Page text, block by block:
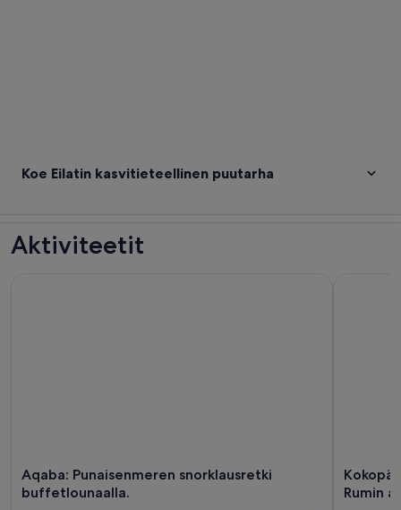
Koe Eilatin kasvitieteellinen puutarha
Aktiviteetit
Aqaba: Punaisenmeren snorklausretki
buffetlounaalla.
Rumin